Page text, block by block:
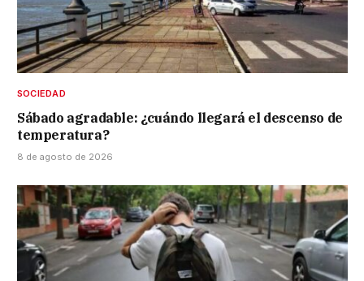
SOCIEDAD
Sábado agradable: ¿cuándo llegará el descenso de
temperatura?
8 de agosto de 2026